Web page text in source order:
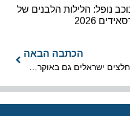
נופל: הלילות הלבנים של
2026
הכתבה הבאה